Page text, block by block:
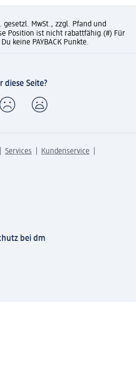
gesetzl. MwSt., zzgl. Pfand und
Position ist nicht rabattfähig.(#) Für
keine PAYBACK Punkte.
diese Seite?
Services
Kundenservice
bei dm